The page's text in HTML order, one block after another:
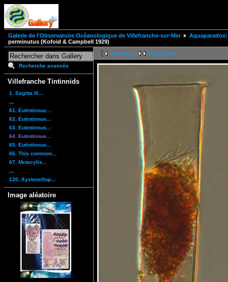
Galerie de l'Observatoire Océanologique de Villefranche-sur-Mer
perminutus (Kofoid & Campbell 1929)
Recherche avancée
Villefranche Tintinnids
1. Sagitta III...
61. Eutintinnus...
62. Eutintinnus...
63. Eutintinnus...
64. Eutintinnus...
65. Eutintinnus...
66. This common...
67. Metacylis...
130. Xystonellop...
Image aléatoire
première précédente